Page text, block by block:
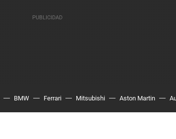
BMW Ferrari Mitsubishi Aston Martin